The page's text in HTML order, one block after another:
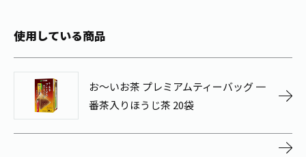
ウェルネスフォーラム
お茶の妖精
未来の桜プロジェクト
健康体
Crazy Jasmine
使用している商品
お～いお茶 プレミアムティーバッグ 一
番茶入りほうじ茶 20袋